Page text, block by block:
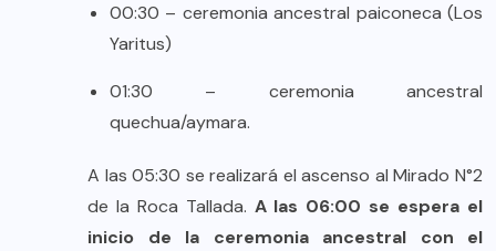
00:30 – ceremonia ancestral paiconeca (Los
Yaritus)
01:30 – ceremonia ancestral
quechua/aymara.
A las 05:30 se realizará el ascenso al Mirado N°2
de la Roca Tallada. A las 06:00 se espera el
inicio de la ceremonia ancestral con el